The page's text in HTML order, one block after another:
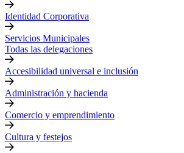
Identidad Corporativa
Servicios Municipales
Todas las delegaciones
Accesibilidad universal e inclusión
Administración y hacienda
Comercio y emprendimiento
Cultura y festejos